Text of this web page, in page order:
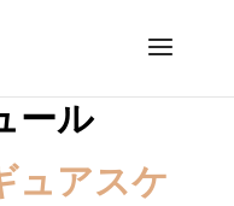
ール
ュアスケ